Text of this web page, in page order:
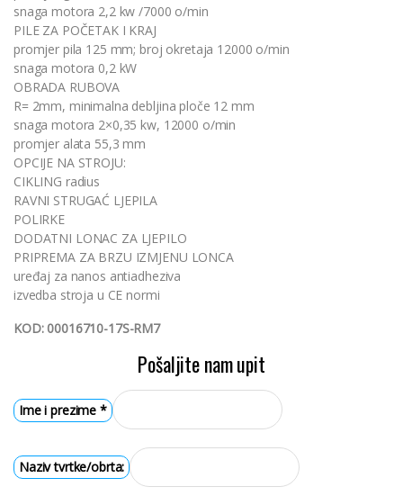
snaga motora 2,2 kw /7000 o/min
PILE ZA POČETAK I KRAJ
promjer pila 125 mm; broj okretaja 12000 o/min
snaga motora 0,2 kW
OBRADA RUBOVA
R= 2mm, minimalna debljina ploče 12 mm
snaga motora 2×0,35 kw, 12000 o/min
promjer alata 55,3 mm
OPCIJE NA STROJU:
CIKLING radius
RAVNI STRUGAĆ LJEPILA
POLIRKE
DODATNI LONAC ZA LJEPILO
PRIPREMA ZA BRZU IZMJENU LONCA
uređaj za nanos antiadheziva
izvedba stroja u CE normi
KOD: 00016710-17S-RM7
Pošaljite nam upit
Ime i prezime*
Naziv tvrtke/obrta: